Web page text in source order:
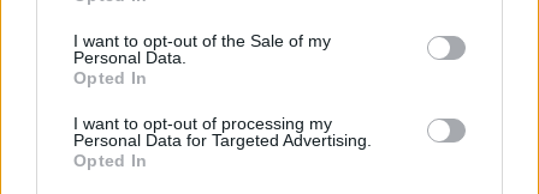
I want to opt-out of the Sale of my
Personal Data.
Opted In
I want to opt-out of processing my
Personal Data for Targeted Advertising.
Opted In
Sledované diskuze:Informace pro uživatele